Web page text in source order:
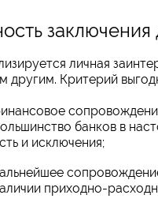
заключения
личная
другим. Критерий
банков в
и исключения;
приходно-